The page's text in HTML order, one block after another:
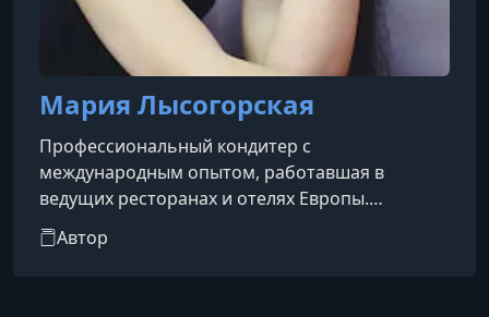
Мария Лысогорская
Профессиональный кондитер с
международным опытом, работавшая в
ведущих ресторанах и отелях Европы.
Начинала карьеру во Франции, в ресторане
пятизвёздочного отеля в Сан-Реми-де-
Автор